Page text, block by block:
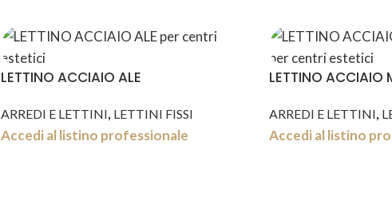
LETTINO ACCIAIO ALE
ARREDI E LETTINI, LETTINI FISSI
Accedi al listino professionale
LETTINO
ARREDI E LETTINI,
Accedi al listino